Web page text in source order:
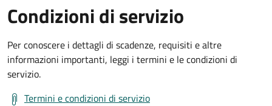
Condizioni di servizio
Per conoscere i dettagli di scadenze, requisiti e altre
informazioni importanti, leggi i termini e le condizioni di
servizio.
Termini e condizioni di servizio